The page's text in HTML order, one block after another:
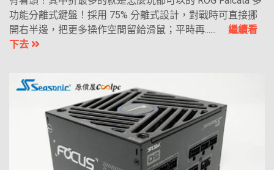
功能分離式鍵盤！採用 75% 分離式設計，對戰時可直接挪
開右半邊，把更多操作空間留給滑鼠；平時再...... 繼續看
下去